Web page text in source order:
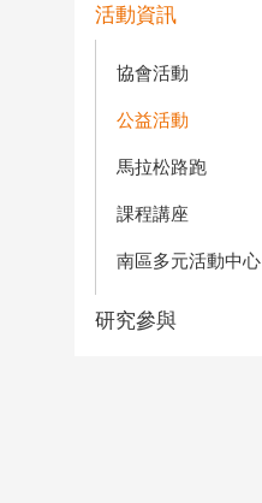
活動資訊
協會活動
公益活動
馬拉松路跑
課程講座
南區多元活動中心
研究參與